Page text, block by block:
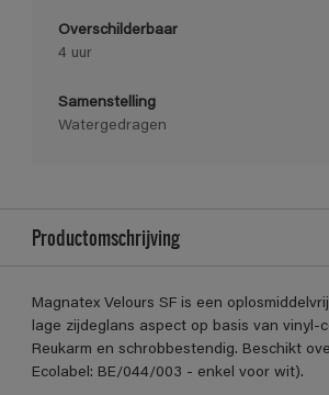
Overschilderbaar
4 uur
Samenstelling
Watergedragen
Productomschrijving
Magnatex Velours SF is een
lage zijdeglans aspect op basis van vinyl-
Reukarm en schrobbestendig. Beschikt
Ecolabel: BE/044/003 - enkel voor wit).